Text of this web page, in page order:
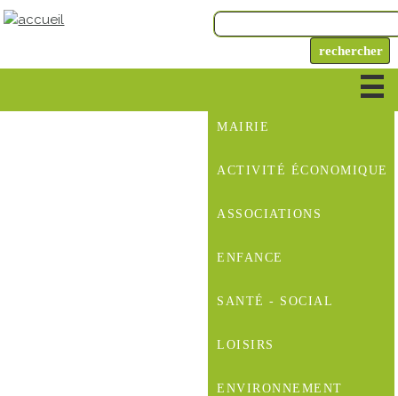
MAIRIE
ACTIVITÉ ÉCONOMIQUE
ASSOCIATIONS
ENFANCE
SANTÉ - SOCIAL
LOISIRS
ENVIRONNEMENT